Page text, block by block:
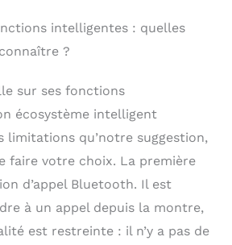
intelligentes : quelles
?
sur ses fonctions
écosystème intelligent
limitations qu’notre suggestion,
faire votre choix. La première
d’appel Bluetooth. Il est
à un appel depuis la montre,
est restreinte : il n’y a pas de